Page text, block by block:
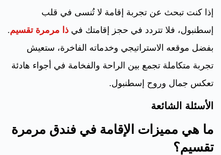
إذا كنت تبحث عن تجربة إقامة لا تُنسى في قلب
إسطنبول، فلا تتردد في حجز إقامتك في ذا مرمرة تقسيم.
بفضل موقعه الاستراتيجي وخدماته الفاخرة، ستعيش
تجربة متكاملة تجمع بين الراحة والفخامة في أجواء هادئة
تعكس جمال وروح إسطنبول.
الأسئلة الشائعة
ما هي مميزات الإقامة في فندق مرمرة
تقسيم؟